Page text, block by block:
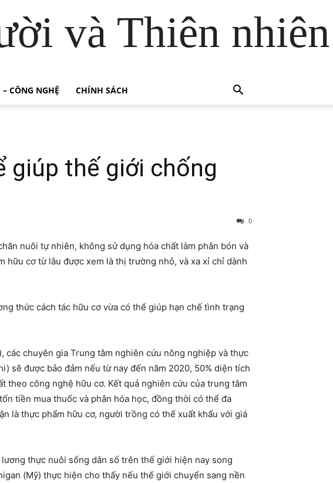
và Thiên nhiên
CÔNG NGHỆ CHÍNH SÁCH
giúp thế giới chống
0
nuôi tự nhiên, không sử dụng hóa chất làm phân bón và
cơ từ lâu được xem là thị trường nhỏ, và xa xỉ chỉ dành
thức cách tác hữu cơ vừa có thể giúp hạn chế tình trạng
các chuyên gia Trung tâm nghiên cứu nông nghiệp và thực
sẽ được bảo đảm nếu từ nay đến năm 2020, 50% diện tích
theo công nghệ hữu cơ. Kết quả nghiên cứu của trung tâm
tiền mua thuốc và phân hóa học, đồng thời có thể đa
là thực phẩm hữu cơ, người trồng có thể xuất khẩu với giá
thực nuôi sống dân số trên thế giới hiện nay song
(Mỹ) thực hiện cho thấy nếu thế giới chuyển sang nền